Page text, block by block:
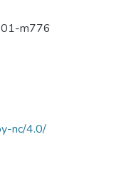
m776
nc/4.0/